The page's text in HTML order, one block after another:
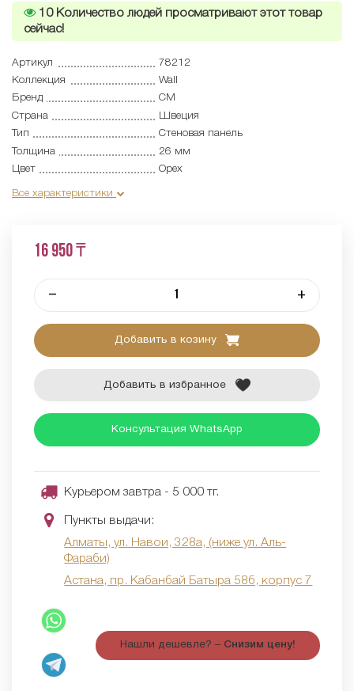
10Количество людей просматривают этот товар
сейчас!
Артикул
78212
Коллекция
Wall
Бренд
CM
Страна
Швеция
Тип
Cтеновая панель
Толщина
26 мм
Цвет
Орех
Все характеристики
16 950 ₸
– +
Добавить в козину
Добавить в избранное
Консультация WhatsApp
Курьером завтра - 5 000 тг.
Пункты выдачи:
Алматы, ул. Навои, 328а, (ниже ул. Аль-
Фараби)
Астана, пр. Кабанбай Батыра 58б, корпус 7
Нашли дешевле? – Снизим цену!